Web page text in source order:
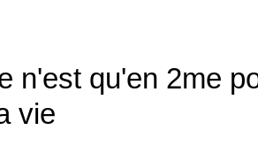
n'est qu'en 2me
vie